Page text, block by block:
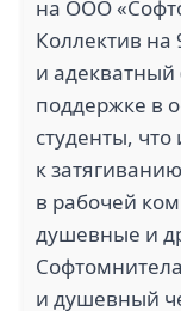
на ООО
Коллектив
и адекватный
поддержке в
студенты,
к
в рабочей
душевные и
и душевный